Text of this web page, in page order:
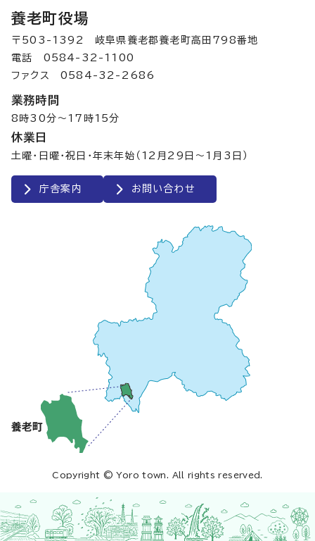
養老町役場
〒503-1392 岐阜県養老郡養老町高田798番地
電話 0584-32-1100
ファクス 0584-32-2686
業務時間
8時30分～17時15分
休業日
土曜・日曜・祝日・年末年始（12月29日～1月3日）
庁舎案内 お問い合わせ
Copyright © Yoro town. All rights reserved.